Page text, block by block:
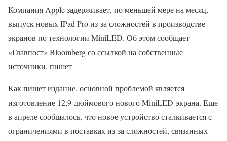
Компания Apple задерживает, по меньшей мере на месяц,
выпуск новых IPad Pro из-за сложностей в производстве
экранов по технологии MiniLED. Об этом сообщает
«Главпост» Bloomberg со ссылкой на собственные
источники, пишет
Как пишет издание, основной проблемой является
изготовление 12,9-дюймового нового MiniLED-экрана. Еще
в апреле сообщалось, что новое устройство сталкивается с
ограничениями в поставках из-за сложностей, связанных